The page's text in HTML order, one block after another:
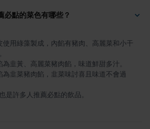
必點的菜色有哪些？
使用綠藻製成，內餡有豬肉、高麗菜和小干
為韭菜豬肉餡，韭菜味討喜且味道不會過
是許多人推薦必點的飲品。